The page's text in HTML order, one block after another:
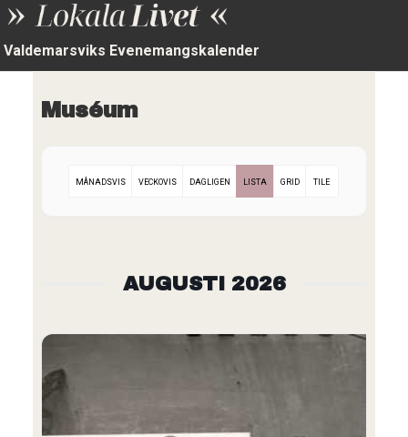
Valdemarsviks Evenemangskalender
Muséum
MÅNADSVIS VECKOVIS DAGLIGEN LISTA GRID TILE
AUGUSTI 2026